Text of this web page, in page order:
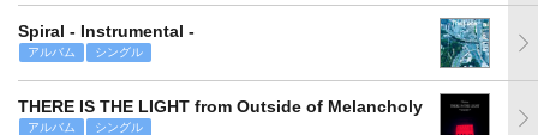
Spiral - Instrumental -
アルバム シングル
THERE IS THE LIGHT from Outside of Melancholy
アルバム シングル